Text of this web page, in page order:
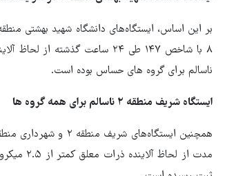
ناسالم برای گروه های حساس بوده است.
ایستگاه شریف منطقه ۲ ناسالم برای همه گروه ها
مدت از
ایرانی‌ها به